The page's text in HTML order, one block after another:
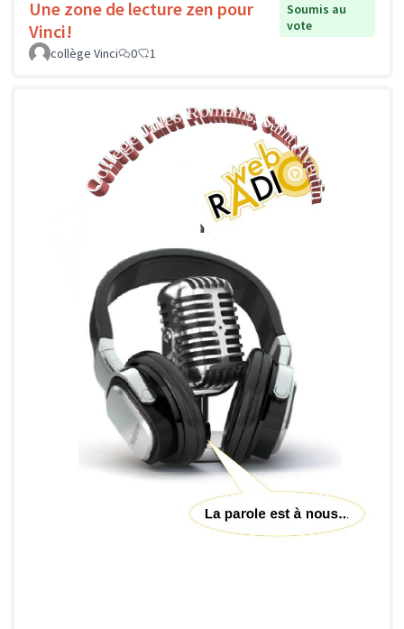
Une zone de lecture zen pour
Vinci!
Soumis au
vote
collège Vinci
0 1